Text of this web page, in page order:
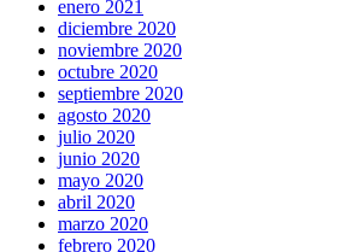
enero 2021
diciembre 2020
noviembre 2020
octubre 2020
septiembre 2020
agosto 2020
julio 2020
junio 2020
mayo 2020
abril 2020
marzo 2020
febrero 2020